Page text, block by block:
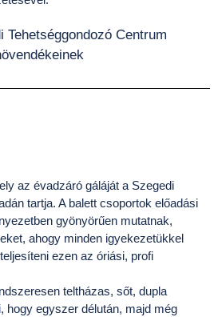
az évadzáró gáláját a Szegedi
tartja. A balett csoportok előadási
gyönyörűen mutatnak,
ahogy minden igyekezetükkel
ezen az óriási, profi
teltházas, sőt, dupla
hogy egyszer délután, majd még